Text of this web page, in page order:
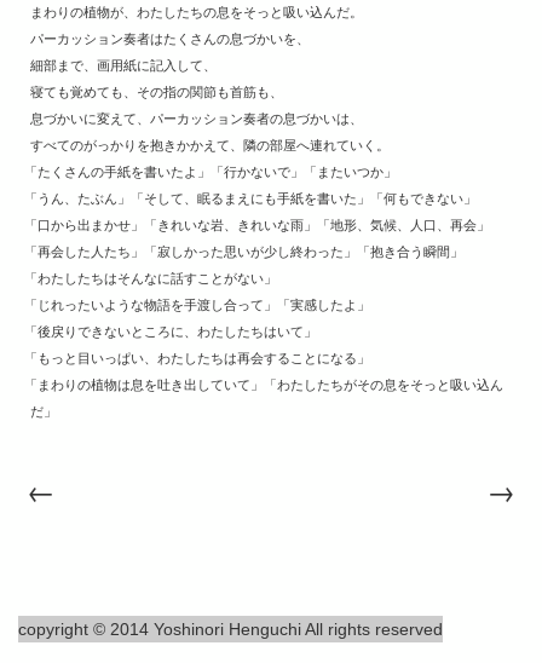
まわりの植物が、わたしたちの息をそっと吸い込んだ。
パーカッション奏者はたくさんの息づかいを、
細部まで、画用紙に記入して、
寝ても覚めても、その指の関節も首筋も、
息づかいに変えて、パーカッション奏者の息づかいは、
すべてのがっかりを抱きかかえて、隣の部屋へ連れていく。
「たくさんの手紙を書いたよ」「行かないで」「またいつか」
「 うん、たぶん」「そして、眠るまえにも手紙を書いた」「何もできない」
「口から出まかせ」「きれいな岩、きれいな雨」「地形、気候、人口、再会」
「再会した人たち」「寂しかった思いが少し終わった」「抱き合う瞬間」
「わたしたちはそんなに話すことがない」
「 じれったいような物語を手渡し合って」「実感したよ」
「後戻りできないところに、わたしたちはいて」
「 もっと目いっぱい、わたしたちは再会することになる」
「 まわりの植物は息を吐き出していて」「わたしたちがその息をそっと吸い込ん
だ」
← →
copyright © 2014 Yoshinori Henguchi All rights reserved